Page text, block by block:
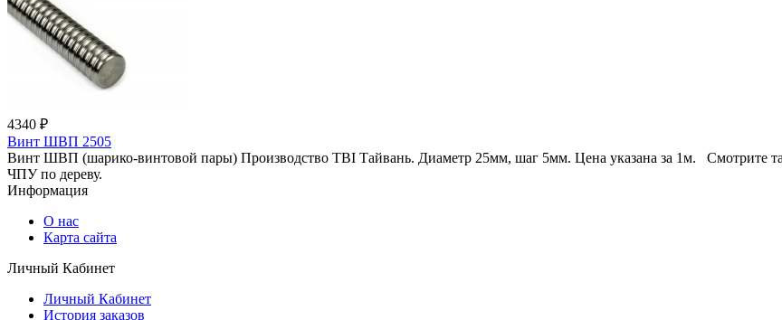
4340 ₽
Винт ШВП 2505
Винт ШВП (шарико-винтовой пары) Производство TBI Тайвань. Диаметр 25мм, шаг 5мм. Цена указана за 1м. Смотрите
ЧПУ по дереву.
Информация
О нас
Карта сайта
Личный Кабинет
Личный Кабинет
История заказов